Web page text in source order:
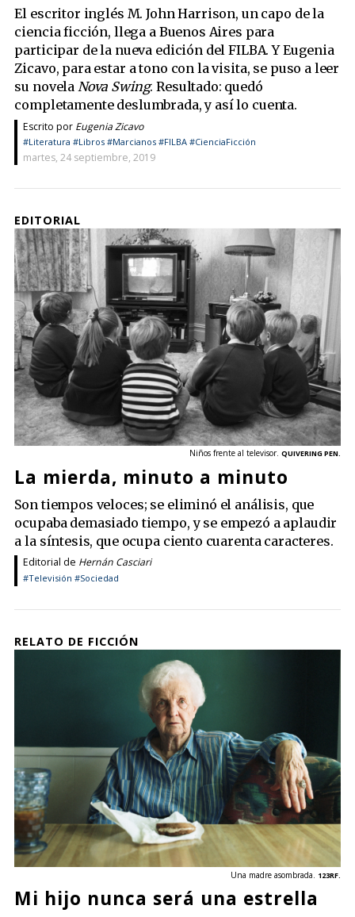
El escritor inglés M. John Harrison, un capo de la
ciencia ficción, llega a Buenos Aires para
participar de la nueva edición del FILBA. Y Eugenia
Zicavo, para estar a tono con la visita, se puso a leer
su novela Nova Swing. Resultado: quedó
completamente deslumbrada, y así lo cuenta.
Escrito por Eugenia Zicavo
#Literatura #Libros #Marcianos #FILBA #CienciaFicción
martes, 24 septiembre, 2019
EDITORIAL
Niños frente al televisor. QUIVERING PEN.
La mierda, minuto a minuto
Son tiempos veloces; se eliminó el análisis, que
ocupaba demasiado tiempo, y se empezó a aplaudir
a la síntesis, que ocupa ciento cuarenta caracteres.
Editorial de Hernán Casciari
#Televisión #Sociedad
RELATO DE FICCIÓN
Una madre asombrada. 123RF.
Mi hijo nunca será una estrella